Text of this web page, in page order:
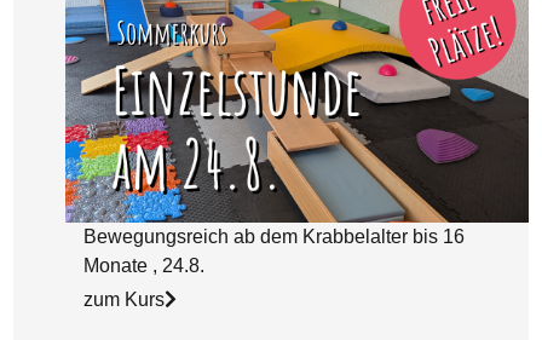
Bewegungsreich ab dem Krabbelalter bis 16
Monate , 24.8.
zum Kurs